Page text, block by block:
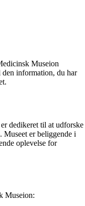
Museion
information, du har
dedikeret til at udforske
er beliggende i
oplevelse for
Museion: